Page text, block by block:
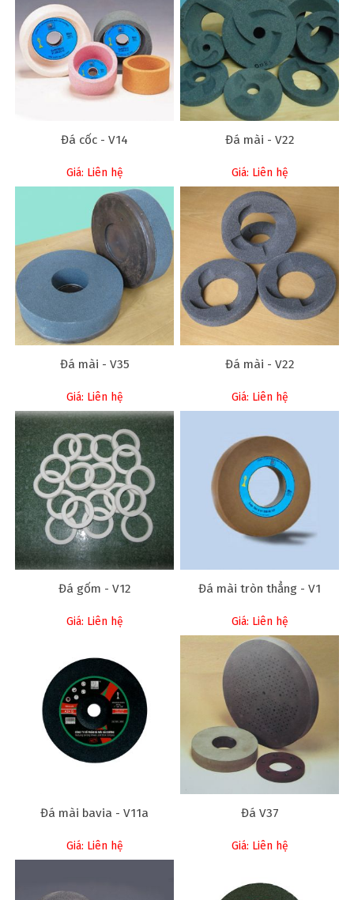
Đá cốc - V14
Giá: Liên hệ
Đá mài - V22
Giá: Liên hệ
Đá mài - V35
Giá: Liên hệ
Đá mài - V22
Giá: Liên hệ
Đá gốm - V12
Giá: Liên hệ
Đá mài tròn thẳng - V1
Giá: Liên hệ
Đá mài bavia - V11a
Giá: Liên hệ
Đá V37
Giá: Liên hệ